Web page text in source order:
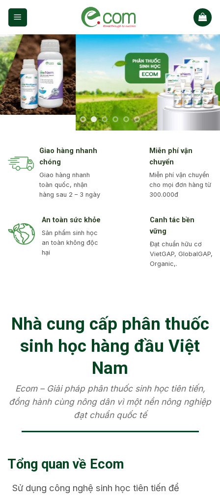
Chuyển
đến
nội
dung
Giao hàng nhanh
chóng
Giao hàng nhanh
toàn quốc, nhận
hàng sau 2 – 3 ngày
Miễn phí vận
chuyển
Miễn phí vận chuyển
cho mọi đơn hàng từ
300.000đ
An toàn sức khỏe
Sản phẩm sinh học
an toàn không độc
hại
Canh tác bền
vững
Đạt chuẩn hữu cơ
VietGAP, GlobalGAP,
Organic,.
Nhà cung cấp phân thuốc
sinh học hàng đầu Việt
Nam
Ecom – Giải pháp phân thuốc sinh học tiên tiến,
đồng hành cùng nông dân vì một nền nông nghiệp
đạt chuẩn quốc tế
Tổng quan về Ecom
Sử dụng công nghệ sinh học tiên tiến để